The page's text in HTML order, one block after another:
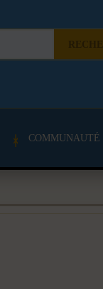
COMMUNAUTÉ